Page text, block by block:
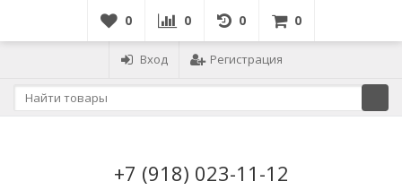
0 0 0 0
Вход Регистрация
+7 (918) 023-11-12